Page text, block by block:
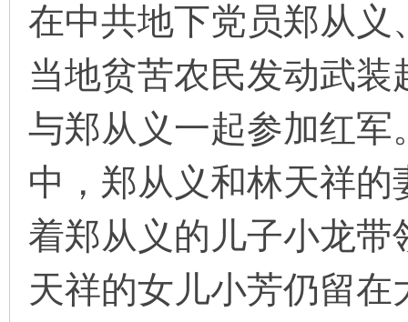
在中共地下党员郑从
当地贫苦农民发动武
与郑从义一起参加红
中，郑从义和林天祥
着郑从义的儿子小龙
天祥的女儿小芳仍留